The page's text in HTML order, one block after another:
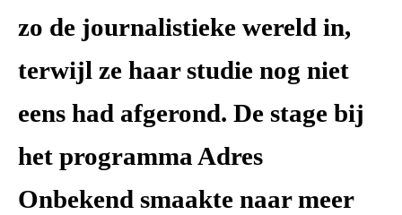
zo de journalistieke wereld in,
terwijl ze haar studie nog niet
eens had afgerond. De stage bij
het programma Adres
Onbekend smaakte naar meer